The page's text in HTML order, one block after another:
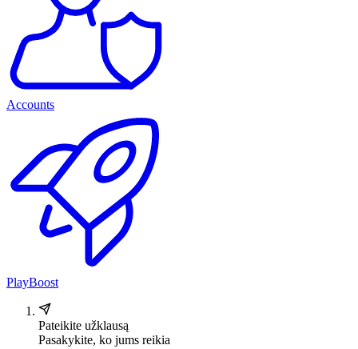
Accounts
PlayBoost
Pateikite užklausą
Pasakykite, ko jums reikia